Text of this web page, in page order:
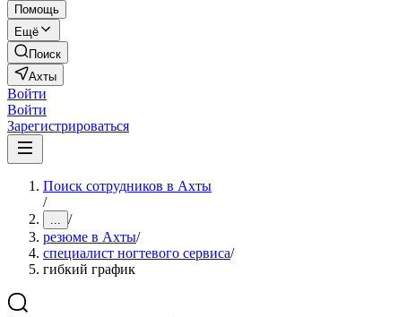
Помощь
Ещё
Поиск
Ахты
Войти
Войти
Зарегистрироваться
Поиск сотрудников в Ахты
/
... /
резюме в Ахты/
специалист ногтевого сервиса/
гибкий график